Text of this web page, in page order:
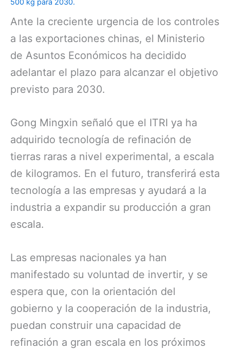
500 kg para 2030.
Ante la creciente urgencia de los controles
a las exportaciones chinas, el Ministerio
de Asuntos Económicos ha decidido
adelantar el plazo para alcanzar el objetivo
previsto para 2030.
Gong Mingxin señaló que el ITRI ya ha
adquirido tecnología de refinación de
tierras raras a nivel experimental, a escala
de kilogramos. En el futuro, transferirá esta
tecnología a las empresas y ayudará a la
industria a expandir su producción a gran
escala.
Las empresas nacionales ya han
manifestado su voluntad de invertir, y se
espera que, con la orientación del
gobierno y la cooperación de la industria,
puedan construir una capacidad de
refinación a gran escala en los próximos